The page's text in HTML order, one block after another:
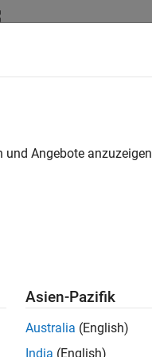
= true);
Angebote
Asien-Pazifik
Australia (English)
India (English)